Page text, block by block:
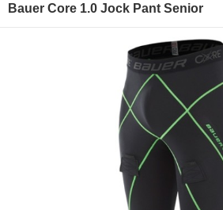
Bauer Core 1.0 Jock Pant Senior